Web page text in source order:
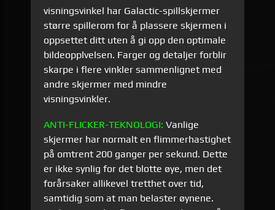
visningsvinkel har Galactic-spillskjermer
større spillerom for å plassere skjermen i
oppsettet ditt uten å gi opp den optimale
bildeopplvelsen. Farger og detaljer forblir
skarpe i flere vinkler sammenlignet med
andre skjermer med mindre
visningsvinkler.
ANTI-FLICKER-TEKNOLOGI: Vanlige
skjermer har normalt en flimmerhastighet
på omtrent 200 ganger per sekund. Dette
er ikke synlig for det blotte øye, men det
forårsaker allikevel tretthet over tid,
samtidig som at man belaster øynene.